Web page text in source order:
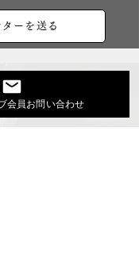
ーを送る
ャルサイト
会員お問い合わせ